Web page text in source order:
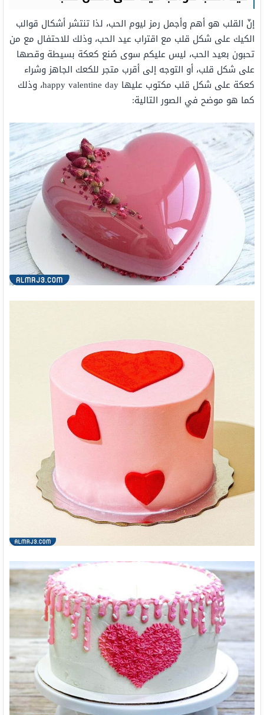
إنّ القلب هو أهم وأجمل رمز ليوم الحب، لذا تنتشر أشكال قوالب
الكيك على شكل قلب مع اقتراب عيد الحب، وذلك للاحتفال مع من
تحبون بعيد الحب، ليس عليكم سوى صُنع كعكة بسيطة وقصها
على شكل قلب، أو التوجه إلى أقرب متجر للكعك الجاهز وشراء
كعكة على شكل قلب مكتوب عليها happy valentine day، وذلك
كما هو موضح في الصور التالية: